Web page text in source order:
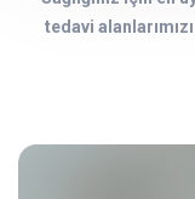
tedavi